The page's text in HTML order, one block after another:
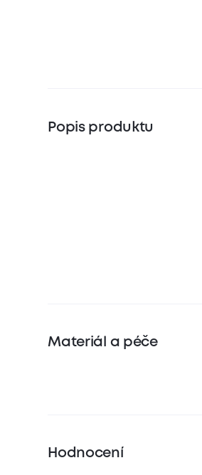
Popis produktu
Materiál a péče
Hodnocení